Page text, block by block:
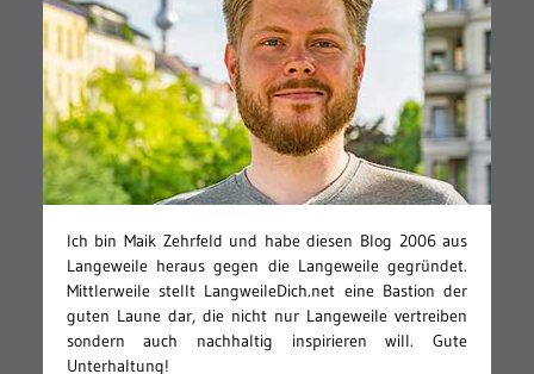
Ich bin Maik Zehrfeld und habe diesen Blog 2006 aus
Langeweile heraus gegen die Langeweile gegründet.
Mittlerweile stellt LangweileDich.net eine Bastion der
guten Laune dar, die nicht nur Langeweile vertreiben
sondern auch nachhaltig inspirieren will. Gute
Unterhaltung!